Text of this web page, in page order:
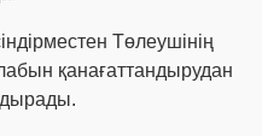
Төлеушінің
қанағаттандырудан